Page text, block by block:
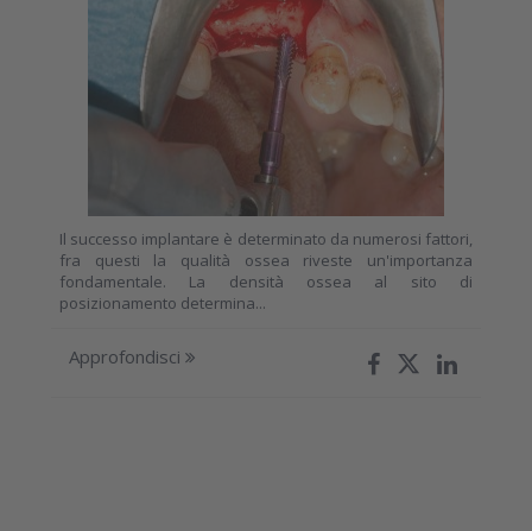
Il successo implantare è determinato da numerosi fattori,
fra questi la qualità ossea riveste un'importanza
fondamentale. La densità ossea al sito di
posizionamento determina...
Approfondisci